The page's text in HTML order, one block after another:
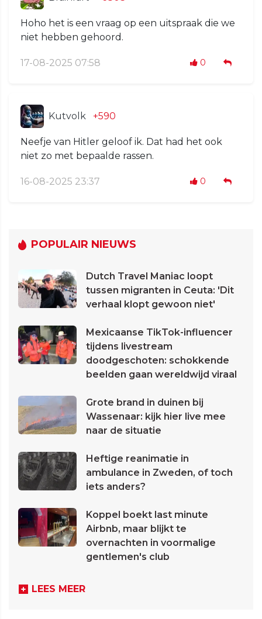
Hoho het is een vraag op een uitspraak die we
niet hebben gehoord.
17-08-2025 07:58 0
Kutvolk +590
Neefje van Hitler geloof ik. Dat had het ook
niet zo met bepaalde rassen.
16-08-2025 23:37 0
POPULAIR NIEUWS
Dutch Travel Maniac loopt
tussen migranten in Ceuta: 'Dit
verhaal klopt gewoon niet'
Mexicaanse TikTok-influencer
tijdens livestream
doodgeschoten: schokkende
beelden gaan wereldwijd viraal
Grote brand in duinen bij
Wassenaar: kijk hier live mee
naar de situatie
Heftige reanimatie in
ambulance in Zweden, of toch
iets anders?
Koppel boekt last minute
Airbnb, maar blijkt te
overnachten in voormalige
gentlemen's club
LEES MEER